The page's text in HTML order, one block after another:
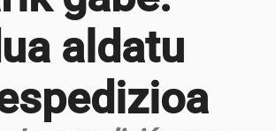
aldatu